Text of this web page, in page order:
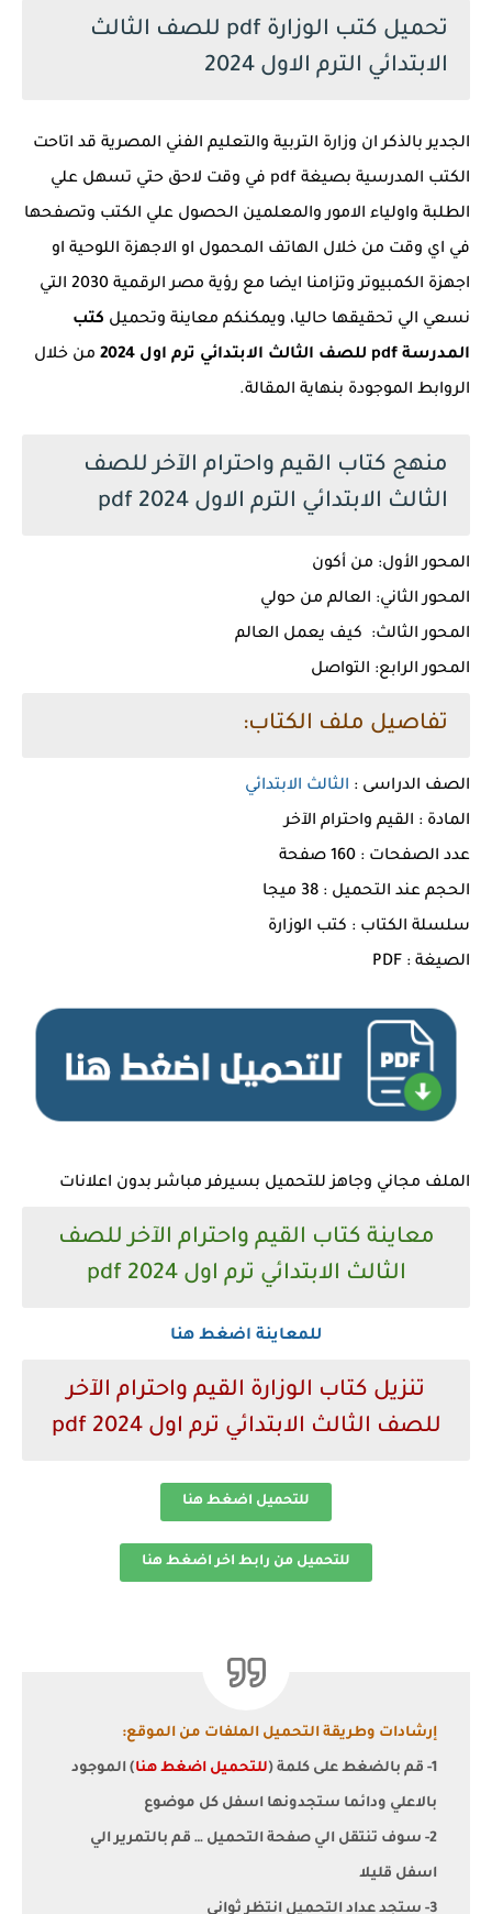
تحميل كتب الوزارة pdf للصف الثالث
الابتدائي الترم الاول 2024
الجدير بالذكر ان وزارة التربية والتعليم الفني المصرية قد اتاحت
الكتب المدرسية بصيغة pdf في وقت لاحق حتي تسهل علي
الطلبة واولياء الامور والمعلمين الحصول علي الكتب وتصفحها
في اي وقت من خلال الهاتف المحمول او الاجهزة اللوحية او
اجهزة الكمبيوتر وتزامنا ايضا مع رؤية مصر الرقمية 2030 التي
نسعي الي تحقيقها حاليا، ويمكنكم معاينة وتحميل كتب
المدرسة pdf للصف الثالث الابتدائي ترم اول 2024
من خلال
الروابط الموجودة بنهاية المقالة.
منهج كتاب القيم واحترام الآخر للصف
الثالث الابتدائي الترم الاول 2024 pdf
المحور الأول: من أكون
المحور الثاني: العالم من حولي
المحور الثالث: كيف يعمل العالم
المحور الرابع: التواصل
تفاصيل ملف الكتاب:
الصف الدراسى : الثالث الابتدائي
المادة : القيم واحترام الآخر
عدد الصفحات : 160 صفحة
الحجم عند التحميل : 38 ميجا
سلسلة الكتاب : كتب الوزارة
الصيغة : PDF
الملف مجاني وجاهز للتحميل بسيرفر مباشر بدون اعلانات
معاينة كتاب القيم واحترام الآخر للصف
الثالث الابتدائي ترم اول 2024 pdf
للمعاينة اضغط هنا
تنزيل كتاب الوزارة القيم واحترام الآخر
للصف الثالث الابتدائي ترم اول 2024 pdf
للتحميل اضغط هنا
للتحميل من رابط اخر اضغط هنا
إرشادات وطريقة التحميل الملفات من الموقع:
1- قم بالضغط على كلمة ( للتحميل اضغط هنا) الموجود
بالاعلي ودائما ستجدونها اسفل كل موضوع
2- سوف تنتقل الي صفحة التحميل … قم بالتمرير الي
اسفل قليلا
3- ستجد عداد التحميل انتظر ثواني